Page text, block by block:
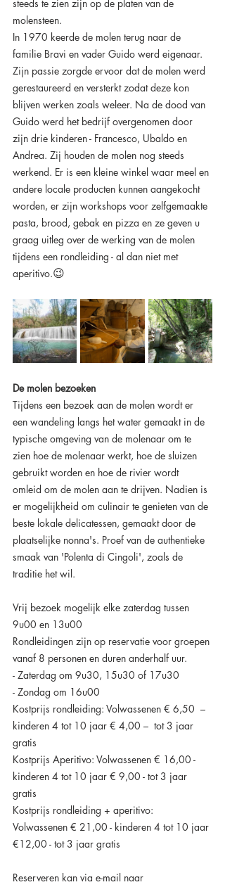
steeds te zien zijn op de platen van de
molensteen.
In 1970 keerde de molen terug naar de
familie Bravi en vader Guido werd eigenaar.
Zijn passie zorgde ervoor dat de molen werd
gerestaureerd en versterkt zodat deze kon
blijven werken zoals weleer. Na de dood van
Guido werd het bedrijf overgenomen door
zijn drie kinderen - Francesco, Ubaldo en
Andrea. Zij houden de molen nog steeds
werkend. Er is een kleine winkel waar meel en
andere locale producten kunnen aangekocht
worden, er zijn workshops voor zelfgemaakte
pasta, brood, gebak en pizza en ze geven u
graag uitleg over de werking van de molen
tijdens een rondleiding - al dan niet met
aperitivo.😉
De molen bezoeken
Tijdens een bezoek aan de molen wordt er
een wandeling langs het water gemaakt in de
typische omgeving van de molenaar om te
zien hoe de molenaar werkt, hoe de sluizen
gebruikt worden en hoe de rivier wordt
omleid om de molen aan te drijven. Nadien is
er mogelijkheid om culinair te genieten van de
beste lokale delicatessen, gemaakt door de
plaatselijke nonna's. Proef van de authentieke
smaak van 'Polenta di Cingoli', zoals de
traditie het wil.
Vrij bezoek mogelijk elke zaterdag tussen
9u00 en 13u00
Rondleidingen zijn op reservatie voor groepen
vanaf 8 personen en duren anderhalf uur.
- Zaterdag om 9u30, 15u30 of 17u30
- Zondag om 16u00
Kostprijs rondleiding: Volwassenen € 6,50  –
kinderen 4 tot 10 jaar € 4,00 –  tot 3 jaar
gratis
Kostprijs Aperitivo: Volwassenen € 16,00 -
kinderen 4 tot 10 jaar € 9,00 - tot 3 jaar
gratis
Kostprijs rondleiding + aperitivo:
Volwassenen € 21,00 - kinderen 4 tot 10 jaar
€12,00 - tot 3 jaar gratis
Reserveren kan via e-mail naar